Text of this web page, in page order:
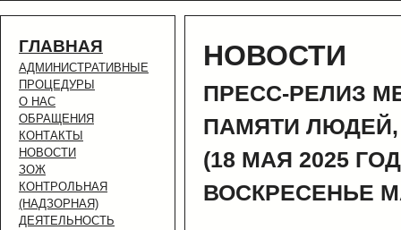
ГЛАВНАЯ
АДМИНИСТРАТИВНЫЕ
ПРОЦЕДУРЫ
О НАС
ОБРАЩЕНИЯ
КОНТАКТЫ
НОВОСТИ
ЗОЖ
КОНТРОЛЬНАЯ
(НАДЗОРНАЯ)
ДЕЯТЕЛЬНОСТЬ
НОВОСТИ
ПРЕСС-РЕЛИЗ
ПАМЯТИ
(18 МАЯ 2025
ВОСКРЕСЕНЬЕ